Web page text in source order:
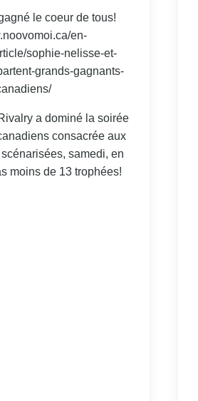
le coeur de tous!
en-
sophie-nelisse-et-
grands-gagnants-
a dominé la soirée
consacrée aux
samedi, en
moins de 13 trophées!